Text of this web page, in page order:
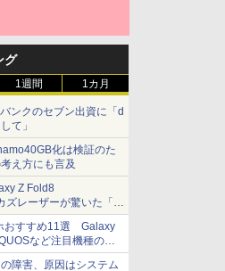
グ
1週間 1カ月
ンクのセブン出資に「d
て」
化は検証のた
え方にも言及
Z Fold8
ズレーザーが驚いた「そ
さ」
おすすめ11選 Galaxy
など注目機種の特
障害、原因はシステム